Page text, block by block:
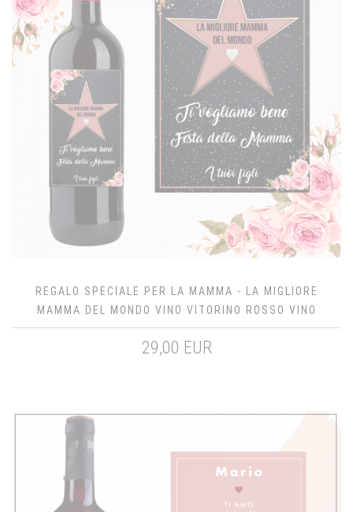
REGALO SPECIALE PER LA MAMMA - LA MIGLIORE
MAMMA DEL MONDO VINO VITORINO ROSSO VINO
D'ITALIA
29,00 EUR